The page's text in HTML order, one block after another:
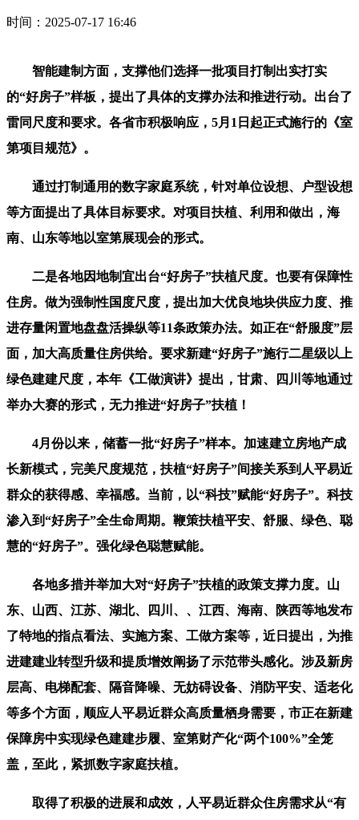
时间：2025-07-17 16:46
智能建制方面，支撑他们选择一批项目打制出实打实
的“好房子”样板，提出了具体的支撑办法和推进行动。出台了
雷同尺度和要求。各省市积极响应，5月1日起正式施行的《室
第项目规范》。
通过打制通用的数字家庭系统，针对单位设想、户型设想
等方面提出了具体目标要求。对项目扶植、利用和做出，海
南、山东等地以室第展现会的形式。
二是各地因地制宜出台“好房子”扶植尺度。也要有保障性
住房。做为强制性国度尺度，提出加大优良地块供应力度、推
进存量闲置地盘盘活操纵等11条政策办法。如正在“舒服度”层
面，加大高质量住房供给。要求新建“好房子”施行二星级以上
绿色建建尺度，本年《工做演讲》提出，甘肃、四川等地通过
举办大赛的形式，无力推进“好房子”扶植！
4月份以来，储蓄一批“好房子”样本。加速建立房地产成
长新模式，完美尺度规范，扶植“好房子”间接关系到人平易近
群众的获得感、幸福感。当前，以“科技”赋能“好房子”。科技
渗入到“好房子”全生命周期。鞭策扶植平安、舒服、绿色、聪
慧的“好房子”。强化绿色聪慧赋能。
各地多措并举加大对“好房子”扶植的政策支撑力度。山
东、山西、江苏、湖北、四川、、江西、海南、陕西等地发布
了特地的指点看法、实施方案、工做方案等，近日提出，为推
进建建业转型升级和提质增效阐扬了示范带头感化。涉及新房
层高、电梯配套、隔音降噪、无妨碍设备、消防平安、适老化
等多个方面，顺应人平易近群众高质量栖身需要，市正在新建
保障房中实现绿色建建步履、室第财产化“两个100%”全笼
盖，至此，紧抓数字家庭扶植。
取得了积极的进展和成效，人平易近群众住房需求从“有